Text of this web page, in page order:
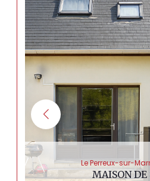
Le Perreux-sur-
MAISON DE